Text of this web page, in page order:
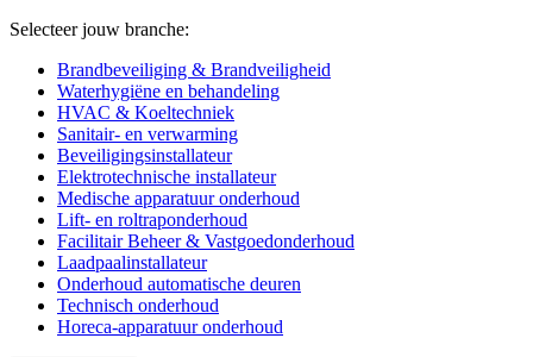
Selecteer jouw branche:
Brandbeveiliging & Brandveiligheid
Waterhygiëne en behandeling
HVAC & Koeltechniek
Sanitair- en verwarming
Beveiligingsinstallateur
Elektrotechnische installateur
Medische apparatuur onderhoud
Lift- en roltraponderhoud
Facilitair Beheer & Vastgoedonderhoud
Laadpaalinstallateur
Onderhoud automatische deuren
Technisch onderhoud
Horeca-apparatuur onderhoud